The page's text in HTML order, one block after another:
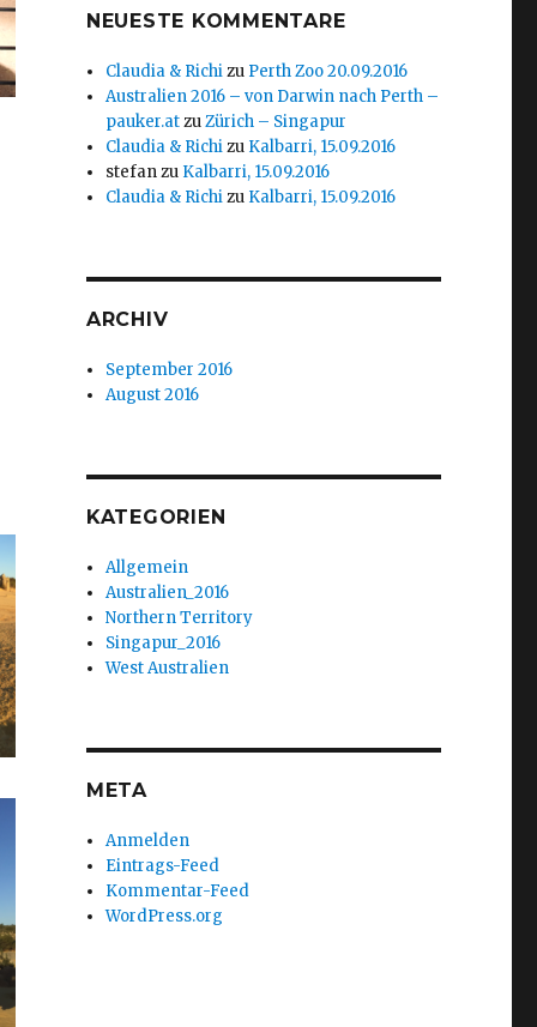
NEUESTE KOMMENTARE
Claudia & Richizu Perth Zoo 20.09.2016
Australien 2016 – von Darwin nach Perth –
pauker.atzuZürich – Singapur
Claudia & Richizu Kalbarri, 15.09.2016
stefanzu Kalbarri, 15.09.2016
Claudia & Richizu Kalbarri, 15.09.2016
ARCHIV
September 2016
August 2016
KATEGORIEN
Allgemein
Australien_2016
Northern Territory
Singapur_2016
West Australien
META
Anmelden
Eintrags-Feed
Kommentar-Feed
WordPress.org